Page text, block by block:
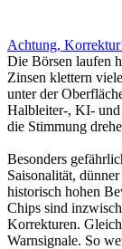
Achtung,
Die Börsen laufen
Zinsen klettern
unter der
Halbleiter-, KI- und
die Stimmung
Besonders
Saisonalität,
historisch hohen
Chips sind
Korrekturen.
Warnsignale. So